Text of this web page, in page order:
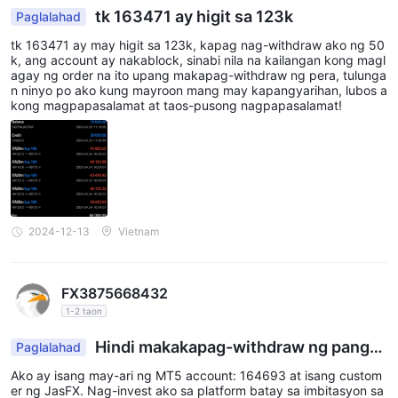
Platform ng Pag-trade
Ang JASFX ay nakikipagtulungan sa awtoridad naMT5
platform ng pag-trade na available saMobile/Desktop/Web
para sa pag-trade. Ang MT5 hindi lamang nagbibigay ng iba't
ibang mga estratehiya sa pag-trade kundi nagpapatupad din
ng mga sistema ng EA.
Pag-iimpok at Pag-withdraw
Ang minimum na deposito ay
pagdedeposito at pagwiwithdraw ay kasama ang
Transfer (Instant), Credit Card (Instant), Wire (5 Days),
Paglalahad tk 163471 ay higit sa 123k
tk 163471 ay may higit sa 123k, kapag nag-withdraw ako ng 50
k, ang account ay nakablock, sinabi nila na kailangan kong magl
agay ng order na ito upang makapag-withdraw ng pera, tulunga
n ninyo po ako kung mayroon mang may kapangyarihan, lubos a
kong magpapasalamat at taos-pusong nagpapasalamat!
2024-12-13 Vietnam
FX3875668432
1-2 taon
Paglalahad
Hindi makakapag-withdraw ng pangu
nahing halaga
Ako ay isang may-ari ng MT5 account: 164693 at isang custom
er ng JasFX. Nag-invest ako sa platform batay sa imbitasyon sa